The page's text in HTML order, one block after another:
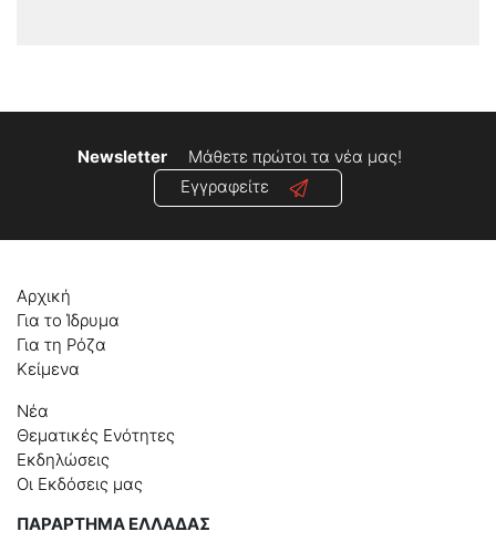
Newsletter
Μάθετε πρώτοι τα νέα μας!
Εγγραφείτε
Αρχική
Για το Ίδρυμα
Για τη Ρόζα
Κείμενα
Νέα
Θεματικές Ενότητες
Εκδηλώσεις
Οι Εκδόσεις μας
ΠΑΡΑΡΤΗΜΑ ΕΛΛΑΔΑΣ